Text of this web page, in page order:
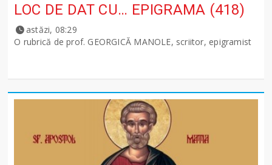
LOC DE DAT CU… EPIGRAMA (418)
astăzi, 08:29
O rubrică de prof. GEORGICĂ MANOLE, scriitor, epigramist